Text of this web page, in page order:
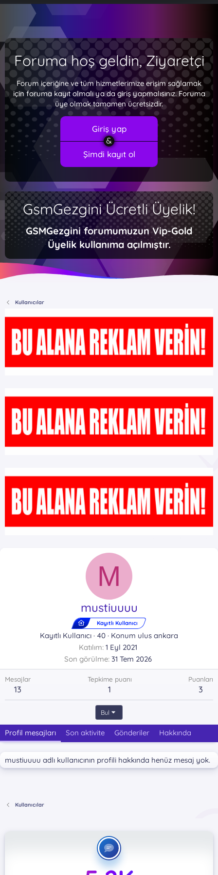
Foruma hoş geldin, Ziyaretçi
Forum içeriğine ve tüm hizmetlerimize erişim sağlamak
için foruma kayıt olmalı ya da giriş yapmalısınız. Foruma
üye olmak tamamen ücretsizdir.
Giriş yap
Şimdi kayıt ol
GsmGezgini Ücretli Üyelik!
GSMGezgini forumumuzun Vip-Gold
Üyelik kullanıma açılmıştır.
Kullanıcılar
M
mustiuuuu
Kayıtlı Kullanıcı
Kayıtlı Kullanıcı · 40 · Konum ulus ankara
Katılım 1 Eyl 2021
Son görülme 31 Tem 2026
Mesajlar
13
Tepkime puanı
1
Puanları
3
Bul
Profil mesajları Son aktivite Gönderiler Hakkında
mustiuuuu adlı kullanıcının profili hakkında henüz mesaj yok.
Kullanıcılar